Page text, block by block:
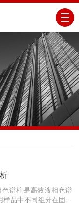
谱柱是高效液相色谱
品中不同组分在固定
之间分配系数的差异，